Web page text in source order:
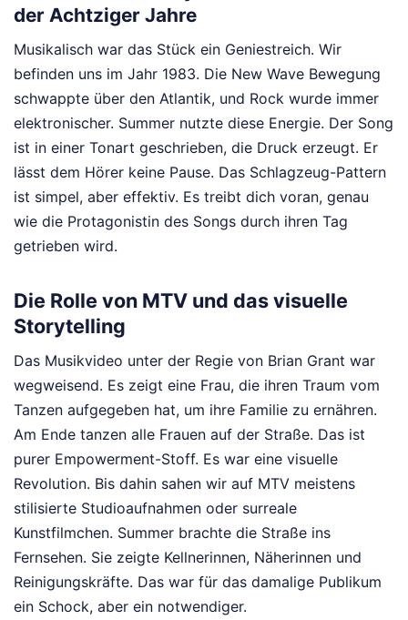
der Achtziger Jahre
Musikalisch war das Stück ein Geniestreich. Wir
befinden uns im Jahr 1983. Die New Wave Bewegung
schwappte über den Atlantik, und Rock wurde immer
elektronischer. Summer nutzte diese Energie. Der Song
ist in einer Tonart geschrieben, die Druck erzeugt. Er
lässt dem Hörer keine Pause. Das Schlagzeug-Pattern
ist simpel, aber effektiv. Es treibt dich voran, genau
wie die Protagonistin des Songs durch ihren Tag
getrieben wird.
Die Rolle von MTV und das visuelle
Storytelling
Das Musikvideo unter der Regie von Brian Grant war
wegweisend. Es zeigt eine Frau, die ihren Traum vom
Tanzen aufgegeben hat, um ihre Familie zu ernähren.
Am Ende tanzen alle Frauen auf der Straße. Das ist
purer Empowerment-Stoff. Es war eine visuelle
Revolution. Bis dahin sahen wir auf MTV meistens
stilisierte Studioaufnahmen oder surreale
Kunstfilmchen. Summer brachte die Straße ins
Fernsehen. Sie zeigte Kellnerinnen, Näherinnen und
Reinigungskräfte. Das war für das damalige Publikum
ein Schock, aber ein notwendiger.